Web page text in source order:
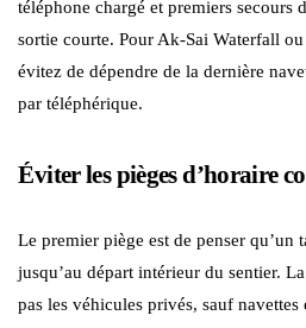
téléphone chargé et premiers secours
sortie courte. Pour Ak-Sai Waterfall
évitez de dépendre de la dernière
par téléphérique.
Éviter les pièges d’horaire
Le premier piège est de penser
jusqu’au départ intérieur du sentier.
pas les véhicules privés, sauf